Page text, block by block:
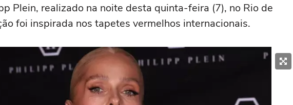
Plein, realizado na noite desta quinta-feira (7), no Rio de
foi inspirada nos tapetes vermelhos internacionais.